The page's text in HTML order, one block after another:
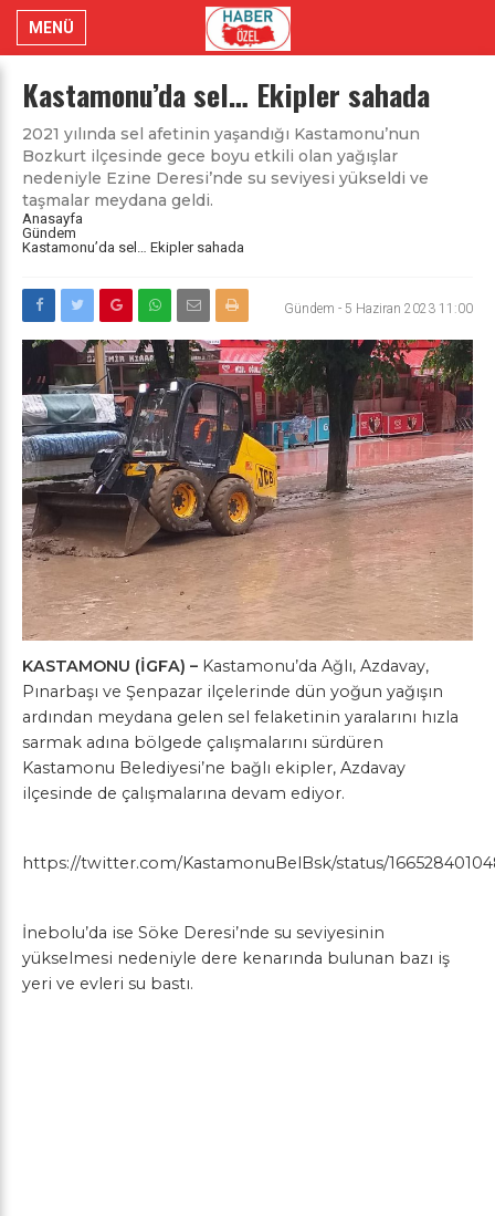
MENÜ
Kastamonu’da sel… Ekipler sahada
2021 yılında sel afetinin yaşandığı Kastamonu’nun
Bozkurt ilçesinde gece boyu etkili olan yağışlar
nedeniyle Ezine Deresi’nde su seviyesi yükseldi ve
taşmalar meydana geldi.
Anasayfa
Gündem
Kastamonu’da sel… Ekipler sahada
Gündem - 5 Haziran 2023 11:00
KASTAMONU (İGFA) – Kastamonu’da Ağlı, Azdavay,
Pınarbaşı ve Şenpazar ilçelerinde dün yoğun yağışın
ardından meydana gelen sel felaketinin yaralarını hızla
sarmak adına bölgede çalışmalarını sürdüren
Kastamonu Belediyesi’ne bağlı ekipler, Azdavay
ilçesinde de çalışmalarına devam ediyor.
https://twitter.com/KastamonuBelBsk/status/
İnebolu’da ise Söke Deresi’nde su seviyesinin
yükselmesi nedeniyle dere kenarında bulunan bazı iş
yeri ve evleri su bastı.